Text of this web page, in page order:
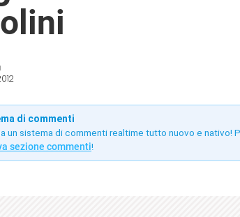
di commenti
un sistema di commenti realtime tutto nuovo e
sezione commenti!